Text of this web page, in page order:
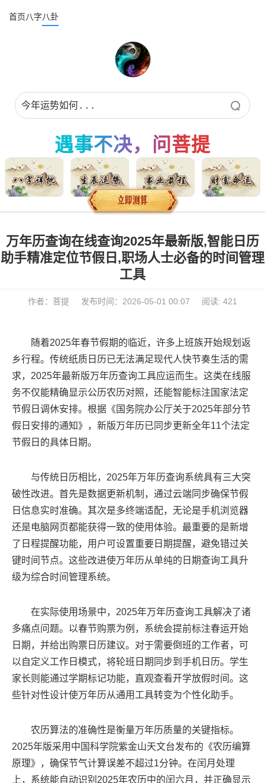
首页八字八卦
遇事不决，问菩提
万年历查询在线查询2025年最新版,智能日历
助手精准定位节假日,职场人士必备的时间管理
工具
作者：菩提 发布时间：2026-05-01 00:07 阅读: 421
随着2025年春节假期的临近，许多上班族开始规划返
乡行程。传统纸质日历已无法满足现代人快节奏生活的需
求，2025年最新版万年历查询工具应运而生。这类在线服
务不仅能精确显示公历农历对照，还能智能标注国家法定
节假日调休安排。根据《国务院办公厅关于2025年部分节
假日安排的通知》，新版万年历已同步更新全年11个法定
节假日的具体日期。
与传统日历相比，2025年万年历查询系统具有三大突
破性改进。首先是数据更新机制，通过云端同步确保节假
日信息实时准确。其次是多终端适配，无论是手机浏览器
还是电脑网页都能获得一致的使用体验。最重要的是新增
了日程提醒功能，用户可设置重要日期提醒，避免错过关
键时间节点。这些改进使万年历从单纯的日期查询工具升
级为综合时间管理系统。
在实际使用场景中，2025年万年历查询工具解决了诸
多痛点问题。以春节购票为例，系统会提前标注春运开始
日期，并给出购票日历建议。对于需要倒班的工作者，可
以自定义工作日模式，将轮班日期同步到手机日历。学生
家长则能通过学期标记功能，直观查看开学放假时间。这
些针对性设计使万年历从通用工具转变为个性化助手。
农历算法的准确性是衡量万年历质量的关键指标。
2025年版采用中国科学院紫金山天文台发布的《农历编算
原理》，确保节气计算误差不超过1分钟。在闰月处理
上，系统能自动识别2025年农历中的闰六月，并正确显示